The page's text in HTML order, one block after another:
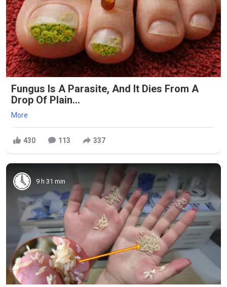
Fungus Is A Parasite, And It Dies From A
Drop Of Plain...
More
430 113 337
9 h 31 min